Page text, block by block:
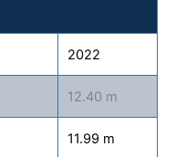
2022
12.40 m
11.99 m